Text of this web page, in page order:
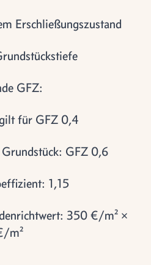
Erschließungszustand
GFZ:
für GFZ 0,4
GFZ 0,6
1,15
350 €/m² ×
m²